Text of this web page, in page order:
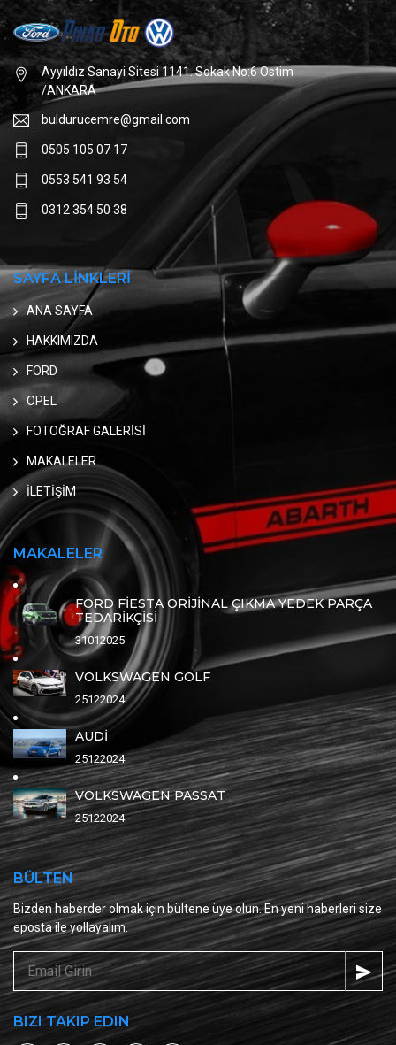
Ayyıldız Sanayi Sitesi 1141. Sokak No:6 Ostim
/ANKARA
buldurucemre@gmail.com
0505 105 07 17
0553 541 93 54
0312 354 50 38
SAYFA LİNKLERİ
ANA SAYFA
HAKKIMIZDA
FORD
OPEL
FOTOĞRAF GALERİSİ
MAKALELER
İLETİŞİM
MAKALELER
FORD FİESTA ORİJİNAL ÇIKMA YEDEK PARÇA
TEDARİKÇİSİ
31012025
VOLKSWAGEN GOLF
25122024
AUDİ
25122024
VOLKSWAGEN PASSAT
25122024
BÜLTEN
Bizden haberder olmak için bültene üye olun. En yeni haberleri size
eposta ile yollayalım.
BIZI TAKIP EDIN